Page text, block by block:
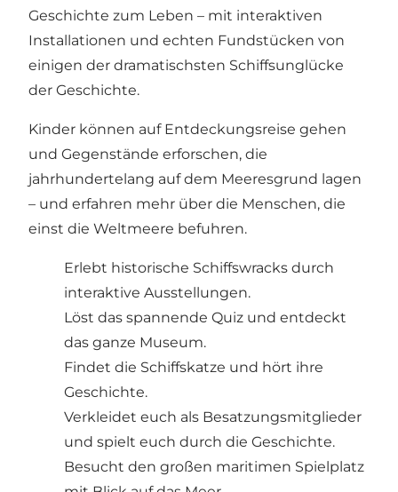
Geschichte zum Leben – mit interaktiven
Installationen und echten Fundstücken von
einigen der dramatischsten Schiffsunglücke
der Geschichte.
Kinder können auf Entdeckungsreise gehen
und Gegenstände erforschen, die
jahrhundertelang auf dem Meeresgrund lagen
– und erfahren mehr über die Menschen, die
einst die Weltmeere befuhren.
Erlebt historische Schiffswracks durch
interaktive Ausstellungen.
Löst das spannende Quiz und entdeckt
das ganze Museum.
Findet die Schiffskatze und hört ihre
Geschichte.
Verkleidet euch als Besatzungsmitglieder
und spielt euch durch die Geschichte.
Besucht den großen maritimen Spielplatz